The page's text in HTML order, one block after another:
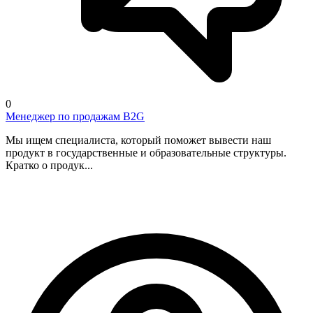
0
Менеджер по продажам B2G
Мы ищем специалиста, который поможет вывести наш
продукт в государственные и образовательные структуры.
Кратко о продук...